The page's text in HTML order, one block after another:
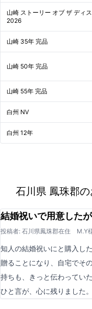
山崎 ストーリー オブ ザ ディ
2026
山崎 35年 完品
山崎 50年 完品
山崎 55年 完品
白州 NV
白州 12年
石川県 鳳珠郡
結婚祝いで用意した
投稿者: 石川県鳳珠郡在住 M.Y
知人の結婚祝いにと購入し
贈ることになり、自宅でそ
持ちも、きっと伝わってい
ひと言が、心に残りました。